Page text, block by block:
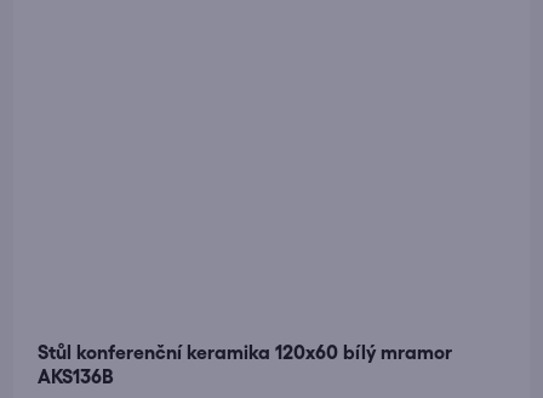
Stůl konferenční keramika 120x60 bílý mramor
AKS136B